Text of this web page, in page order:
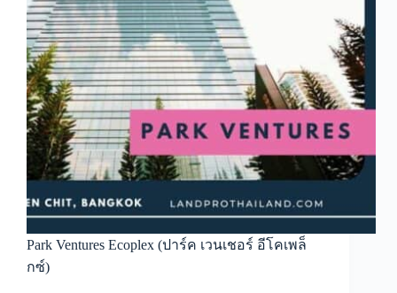
Park Ventures Ecoplex (ปาร์ค เวนเชอร์ อีโคเพล็
กซ์)